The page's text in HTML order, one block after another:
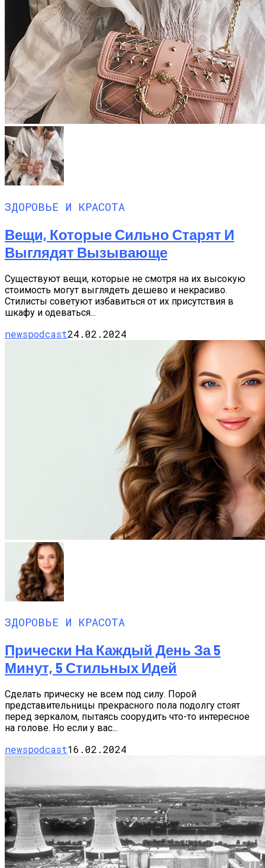
ЗДОРОВЬЕ И КРАСОТА
Вещи, Которые Сильно Старят И
Выглядят Вызывающе
Существуют вещи, которые не смотря на их высокую
стоимость могут выглядеть дешево и некрасиво.
Стилисты советуют избавиться от их присутствия в
шкафу и одеваться...
newspodcast24.02.2024
ЗДОРОВЬЕ И КРАСОТА
Прически На Каждый День За 5
Минут, 5 Стильных Идей
Сделать прическу не всем под силу. Порой
представительницы прекрасного пола подолгу стоят
перед зеркалом, пытаясь соорудить что-то интересное
на голове. Но если у вас...
newspodcast16.02.2024